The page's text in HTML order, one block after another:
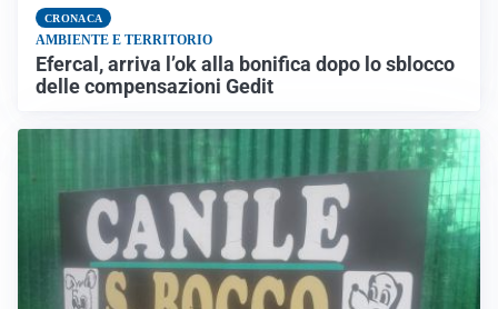
CRONACA
AMBIENTE E TERRITORIO
Efercal, arriva l’ok alla bonifica dopo lo sblocco
delle compensazioni Gedit